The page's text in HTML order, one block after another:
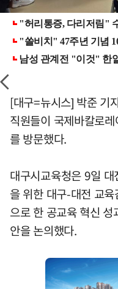
[대구=뉴시스] 박준 기
직원들이 국제바칼로
를 방문했다.
대구시교육청은 9일
을 위한 대구-대전 교
으로 한 공교육 혁신
안을 논의했다.